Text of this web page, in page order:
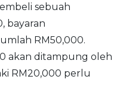
sebuah
bayaran
RM50,000.
akan ditampung oleh
RM20,000 perlu